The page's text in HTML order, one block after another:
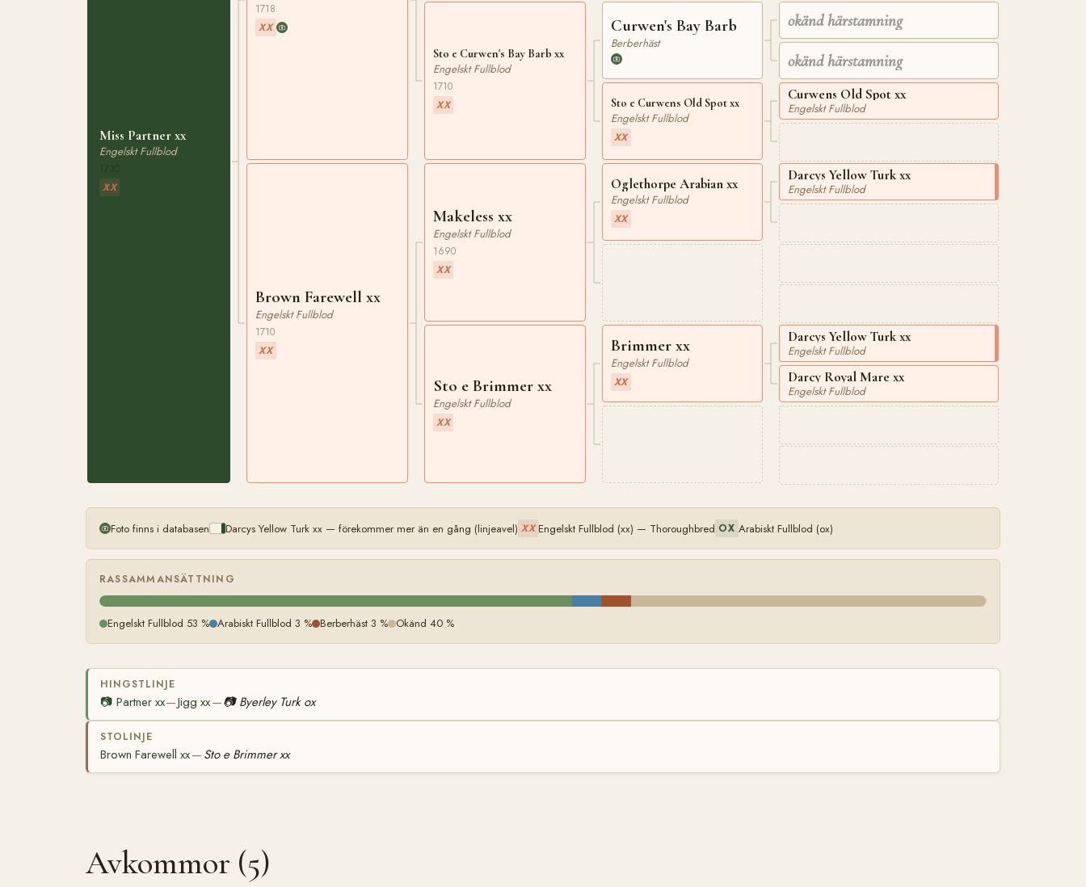
Miss Partner xx
Engelskt Fullblod
XX
1718
XX
Brown Farewell xx
Engelskt Fullblod
1710
XX
Sto e Curwen's Bay Barb xx
Engelskt Fullblod
1710
XX
Makeless xx
Engelskt Fullblod
1690
XX
Sto e Brimmer xx
Engelskt Fullblod
XX
Curwen's Bay Barb
Berberhäst
Sto e Curwens Old Spot xx
Engelskt Fullblod
XX
Oglethorpe Arabian xx
Engelskt Fullblod
XX
Brimmer xx
Engelskt Fullblod
XX
okänd härstamning
okänd härstamning
Curwens Old Spot xx
Engelskt Fullblod
Darcys Yellow Turk xx
Engelskt Fullblod
Darcys Yellow Turk xx
Engelskt Fullblod
Darcy Royal Mare xx
Engelskt Fullblod
Foto finns i databasen Darcys Yellow Turk xx — förekommer mer än en gång (linjeavel) XX Engelskt Fullblod (xx) — Thoroughbred OX Arabiskt Fullblod (ox)
RASSAMMANSÄTTNING
Engelskt Fullblod 53 % Arabiskt Fullblod 3 % Berberhäst 3 % Okänd 40 %
HINGSTLINJE
📷 Partner xx—Jigg xx—📷 Byerley Turk ox
STOLINJE
Brown Farewell xx— Sto e Brimmer xx
Avkommor (5)